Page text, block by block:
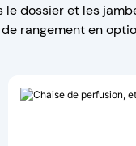
dossier et les
rangement en